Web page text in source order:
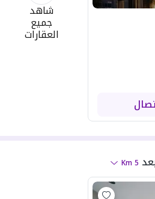
شاهد
جميع
العقارات
5
Km